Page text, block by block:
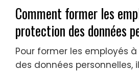
Comment former les
protection des données
Pour former les employés
des données personnelles,